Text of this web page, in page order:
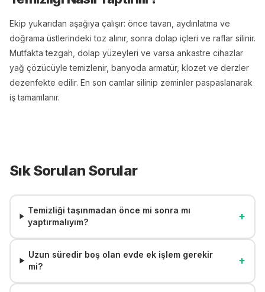
Ekip yukarıdan aşağıya çalışır: önce tavan, aydınlatma ve
doğrama üstlerindeki toz alınır, sonra dolap içleri ve raflar silinir.
Mutfakta tezgah, dolap yüzeyleri ve varsa ankastre cihazlar
yağ çözücüyle temizlenir, banyoda armatür, klozet ve derzler
dezenfekte edilir. En son camlar silinip zeminler paspaslanarak
iş tamamlanır.
Sık Sorulan Sorular
Temizliği taşınmadan önce mi sonra mı
yaptırmalıyım?
+
Uzun süredir boş olan evde ek işlem gerekir
mi?
+